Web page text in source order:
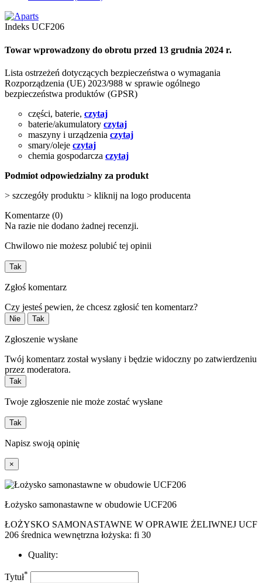
Indeks UCF206
Towar wprowadzony do obrotu przed 13 grudnia 2024 r.
Lista ostrzeżeń dotyczących bezpieczeństwa o wymagania
Rozporządzenia (UE) 2023/988 w sprawie ogólnego
bezpieczeństwa produktów (GPSR)
części, baterie, czytaj
baterie/akumulatory czytaj
maszyny i urządzenia czytaj
smary/oleje czytaj
chemia gospodarcza czytaj
Podmiot odpowiedzialny za produkt
> szczegóły produktu > kliknij na logo producenta
Komentarze (0)
Na razie nie dodano żadnej recenzji.
Chwilowo nie możesz polubić tej opinii
Tak
Zgłoś komentarz
Czy jesteś pewien, że chcesz zgłosić ten komentarz?
Nie Tak
Zgłoszenie wysłane
Twój komentarz został wysłany i będzie widoczny po zatwierdzeniu
przez moderatora.
Tak
Twoje zgłoszenie nie może zostać wysłane
Tak
Napisz swoją opinię
×
Łożysko samonastawne w obudowie UCF206
ŁOŻYSKO SAMONASTAWNE W OPRAWIE ŻELIWNEJ UCF
206 średnica wewnętrzna łożyska: fi 30
Quality:
Tytuł*